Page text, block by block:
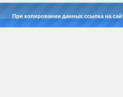
При копировании данных ссылка на